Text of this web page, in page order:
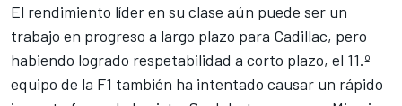
El rendimiento líder en su clase aún puede ser un
trabajo en progreso a largo plazo para Cadillac, pero
habiendo logrado respetabilidad a corto plazo, el 11.º
equipo de la F1 también ha intentado causar un rápido